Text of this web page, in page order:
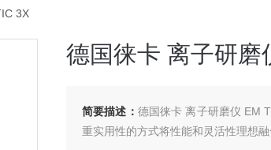
3X
德国徕卡 离子研磨
简要描述： 德国徕卡 离子研磨仪 EM
重实用性的方式将性能和灵活性理想